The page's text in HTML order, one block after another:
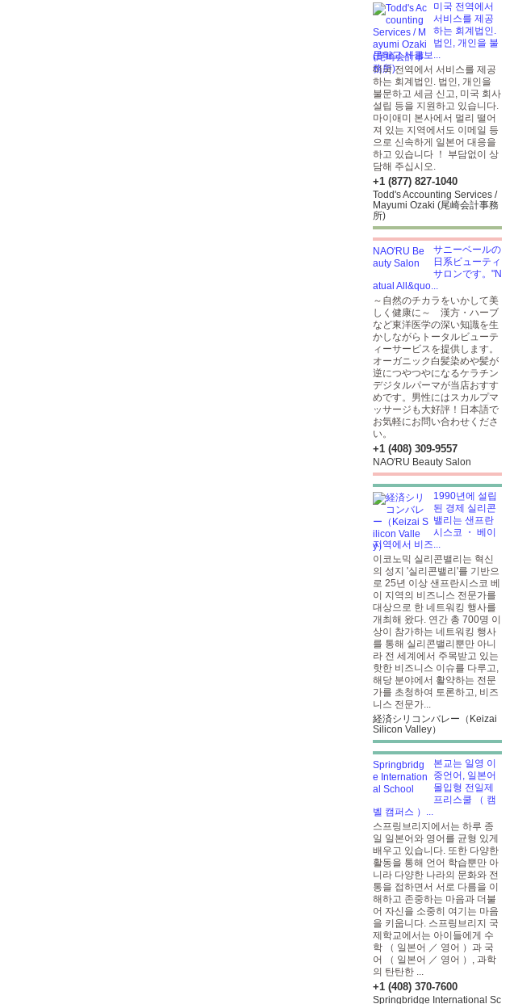
미국 전역에서
서비스를 제공
하는 회계법인.
법인, 개인을 불
문하고 세금보...
미국 전역에서 서비스를 제공
하는 회계법인. 법인, 개인을
불문하고 세금 신고, 미국 회사
설립 등을 지원하고 있습니다.
마이애미 본사에서 멀리 떨어
져 있는 지역에서도 이메일 등
으로 신속하게 일본어 대응을
하고 있습니다 ！ 부담없이 상
담해 주십시오.
+1 (877) 827-1040
Todd's Accounting Services /
Mayumi Ozaki (尾崎会計事務
所)
サニーベールの
日系ビューティ
サロンです。"N
atual All&quo...
～自然のチカラをいかして美
しく健康に～ 漢方・ハーブ
など東洋医学の深い知識を生
かしながらトータルビューテ
ィーサービスを提供します。
オーガニック白髪染めや髪が
逆につやつやになるケラチン
デジタルパーマが当店おすす
めです。男性にはスカルプマ
ッサージも大好評！日本語で
お気軽にお問い合わせくださ
い。
+1 (408) 309-9557
NAO'RU Beauty Salon
1990년에 설립
된 경제 실리콘
밸리는 샌프란
시스코 ・ 베이
지역에서 비즈...
이코노믹 실리콘밸리는 혁신
의 성지 '실리콘밸리'를 기반으
로 25년 이상 샌프란시스코 베
이 지역의 비즈니스 전문가를
대상으로 한 네트워킹 행사를
개최해 왔다. 연간 총 700명 이
상이 참가하는 네트워킹 행사
를 통해 실리콘밸리뿐만 아니
라 전 세계에서 주목받고 있는
핫한 비즈니스 이슈를 다루고,
해당 분야에서 활약하는 전문
가를 초청하여 토론하고, 비즈
니스 전문가...
経済シリコンバレー（Keizai
Silicon Valley）
본교는 일영 이
중언어, 일본어
몰입형 전일제
프리스쿨 （ 캠
벨 캠퍼스 ）...
스프링브리지에서는 하루 종
일 일본어와 영어를 균형 있게
배우고 있습니다. 또한 다양한
활동을 통해 언어 학습뿐만 아
니라 다양한 나라의 문화와 전
통을 접하면서 서로 다름을 이
해하고 존중하는 마음과 더불
어 자신을 소중히 여기는 마음
을 키웁니다. 스프링브리지 국
제학교에서는 아이들에게 수
학 （ 일본어 ／ 영어 ）과 국
어 （ 일본어 ／ 영어 ）, 과학
의 탄탄한 ...
+1 (408) 370-7600
Springbridge International Sc